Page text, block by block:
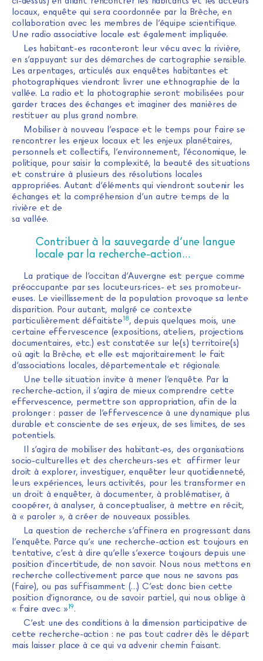
locaux, enquête qui sera coordonnée par la Brèche, en
collaboration avec les membres de l’équipe scientifique.
Une radio associative locale est également impliquée.
Les habitant-es raconteront leur vécu avec la rivière,
en s’appuyant sur des démarches de cartographie sensible.
Les arpentages, articulés aux enquêtes habitantes et
photographiques viendront livrer une ethnographie de la
vallée. La radio et la photographie seront mobilisées pour
garder traces des échanges et imaginer des manières de
restituer au plus grand nombre.
Mobiliser à nouveau l’espace et le temps pour faire se
rencontrer les enjeux locaux et les enjeux planétaires,
personnels et collectifs, l’environnement, l’économique, le
politique, pour saisir la complexité, la beauté des situations
et construire à plusieurs des résolutions locales
appropriées. Autant d’éléments qui viendront soutenir les
échanges et la compréhension d’un autre temps de la
rivière et de
sa vallée.
Contribuer à la sauvegarde d’une langue
locale par la recherche-action…
La pratique de l’occitan d’Auvergne est perçue comme
préoccupante par ses locuteurs·rices- et ses promoteur-
euses. Le vieillissement de la population provoque sa lente
disparition. Pour autant, malgré ce contexte
particulièrement défaitiste18, depuis quelques mois, une
certaine effervescence (expositions, ateliers, projections
documentaires, etc.) est constatée sur le(s) territoire(s)
où agit la Brèche, et elle est majoritairement le fait
d’associations locales, départementale et régionale.
Une telle situation invite à mener l’enquête. Par la
recherche-action, il s’agira de mieux comprendre cette
effervescence, permettre son appropriation, afin de la
prolonger : passer de l’effervescence à une dynamique plus
durable et consciente de ses enjeux, de ses limites, de ses
potentiels.
Il s’agira de mobiliser des habitant-es, des organisations
socio-culturelles et des chercheurs-ses et affirmer leur
droit à explorer, investiguer, enquêter leur quotidienneté,
leurs expériences, leurs activités, pour les transformer en
un droit à enquêter, à documenter, à problématiser, à
coopérer, à analyser, à conceptualiser, à mettre en récit,
à « paroler », à créer de nouveaux possibles.
La question de recherche s’affinera en progressant dans
l’enquête. Parce qu’« une recherche-action est toujours en
tentative, c’est à dire qu’elle s’exerce toujours depuis une
position d’incertitude, de non savoir. Nous nous mettons en
recherche collectivement parce que nous ne savons pas
(faire), ou pas suffisamment (…) C’est donc bien cette
position d’ignorance, ou de savoir partiel, qui nous oblige à
« faire avec »19.
C’est une des conditions à la dimension participative de
cette recherche-action : ne pas tout cadrer dès le départ
mais laisser place à ce qui va advenir chemin faisant.